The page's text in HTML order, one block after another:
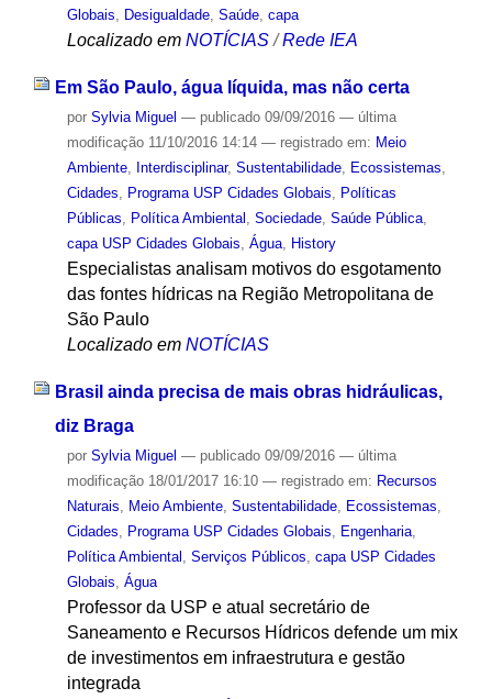
Globais, Desigualdade, Saúde, capa
Localizado em NOTÍCIAS /Rede IEA
Em São Paulo, água líquida, mas não certa
por Sylvia Miguel — publicado09/09/2016 — última
modificação11/10/2016 14:14 — registrado em: Meio
Ambiente, Interdisciplinar, Sustentabilidade, Ecossistemas,
Cidades, Programa USP Cidades Globais, Políticas
Públicas, Política Ambiental , Sociedade, Saúde Pública,
capa USP Cidades Globais, Água, History
Especialistas analisam motivos do esgotamento
das fontes hídricas na Região Metropolitana de
São Paulo
Localizado em NOTÍCIAS
Brasil ainda precisa de mais obras hidráulicas,
diz Braga
por Sylvia Miguel — publicado09/09/2016 — última
modificação18/01/2017 16:10 — registrado em: Recursos
Naturais
Meio Ambiente, Sustentabilidade, Ecossistemas
Cidades
Programa USP Cidades Globais Engenharia,
Política Ambiental
Serviços Públicos capa USP Cidades
Globais Água
Professor da USP e atual secretário de
Saneamento e Recursos Hídricos defende um mix
de investimentos em infraestrutura e gestão
integrada